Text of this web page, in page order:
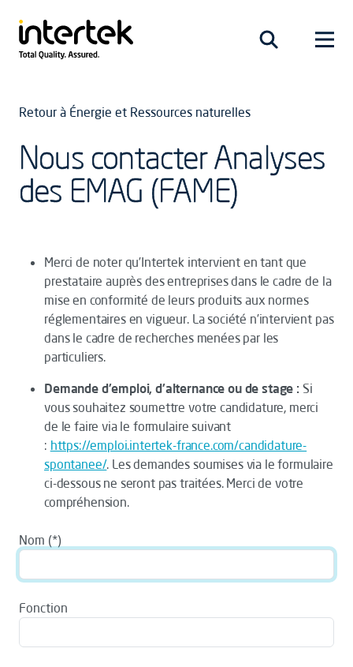
Retour à Énergie et Ressources naturelles
Nous contacter Analyses
des EMAG (FAME)
Merci de noter qu’Intertek intervient en tant que
prestataire auprès des entreprises dans le cadre de la
mise en conformité de leurs produits aux normes
réglementaires en vigueur. La société n’intervient pas
dans le cadre de recherches menées par les
particuliers.
Demande d'emploi, d'alternance ou de stage : Si
vous souhaitez soumettre votre candidature, merci
de le faire via le formulaire suivant
: https://emploi.intertek-france.com/candidature-
spontanee/. Les demandes soumises via le formulaire
ci-dessous ne seront pas traitées. Merci de votre
compréhension.
Nom
Fonction